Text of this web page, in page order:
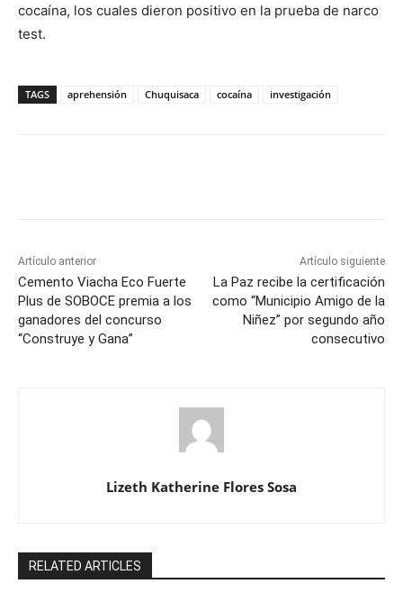
cocaína, los cuales dieron positivo en la prueba de narco
test.
TAGS aprehensión Chuquisaca cocaína investigación
Artículo anterior
Cemento Viacha Eco Fuerte
Plus de SOBOCE premia a los
ganadores del concurso
“Construye y Gana”
Artículo siguiente
La Paz recibe la certificación
como “Municipio Amigo de la
Niñez” por segundo año
consecutivo
Lizeth Katherine Flores Sosa
RELATED ARTICLES